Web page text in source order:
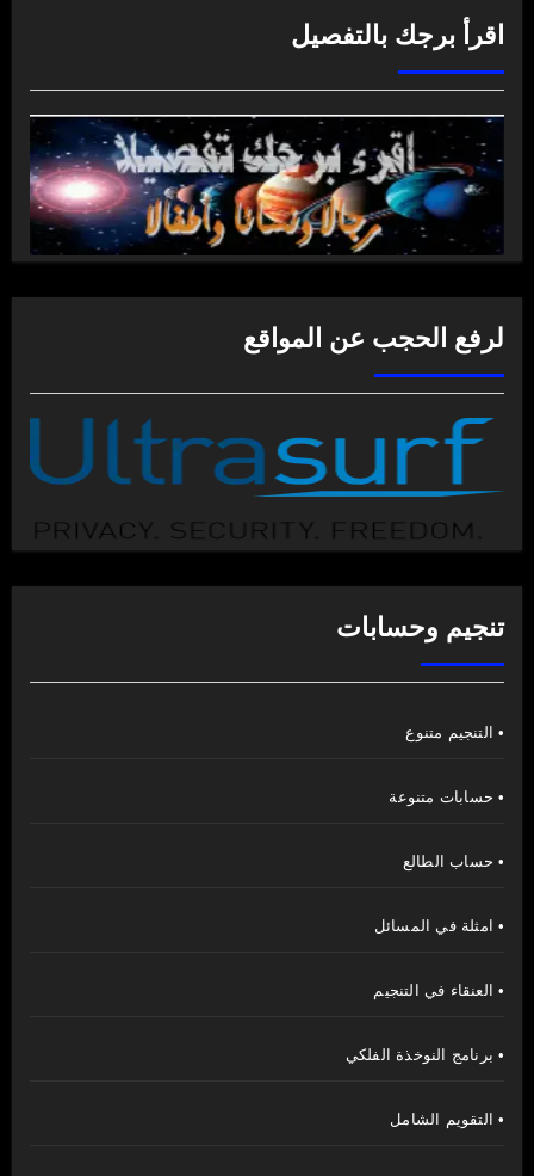
اقرأ برجك بالتفصيل
لرفع الحجب عن المواقع
تنجيم وحسابات
• التنجيم متنوع
• حسابات متنوعة
• حساب الطالع
• امثلة في المسائل
• العنقاء في التنجيم
• برنامج النوخذة الفلكي
• التقويم الشامل